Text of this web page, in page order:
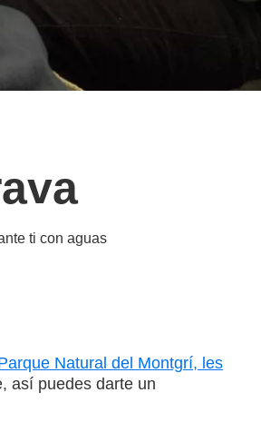
ti con aguas
Natural del Montgrí, les
así puedes darte un